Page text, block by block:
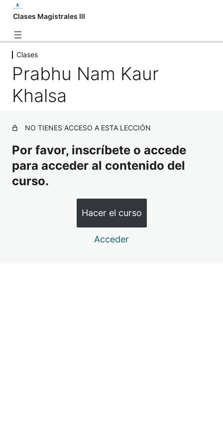
Clases Magistrales III
Clases
Agia Akal Singh
Francisca Villanueva
Paramsahej Singh
Prabhu Nam Kaur Khalsa
Clases
Prabhu Nam Kaur
Khalsa
NO TIENES ACCESO A ESTA LECCIÓN
Por favor, inscríbete o accede
para acceder al contenido del
curso.
Hacer el curso
Acceder